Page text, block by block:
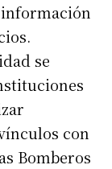
se
con
Bomberos